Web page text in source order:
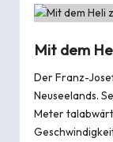
Mit dem
Der Franz-
Neuseelands.
Meter